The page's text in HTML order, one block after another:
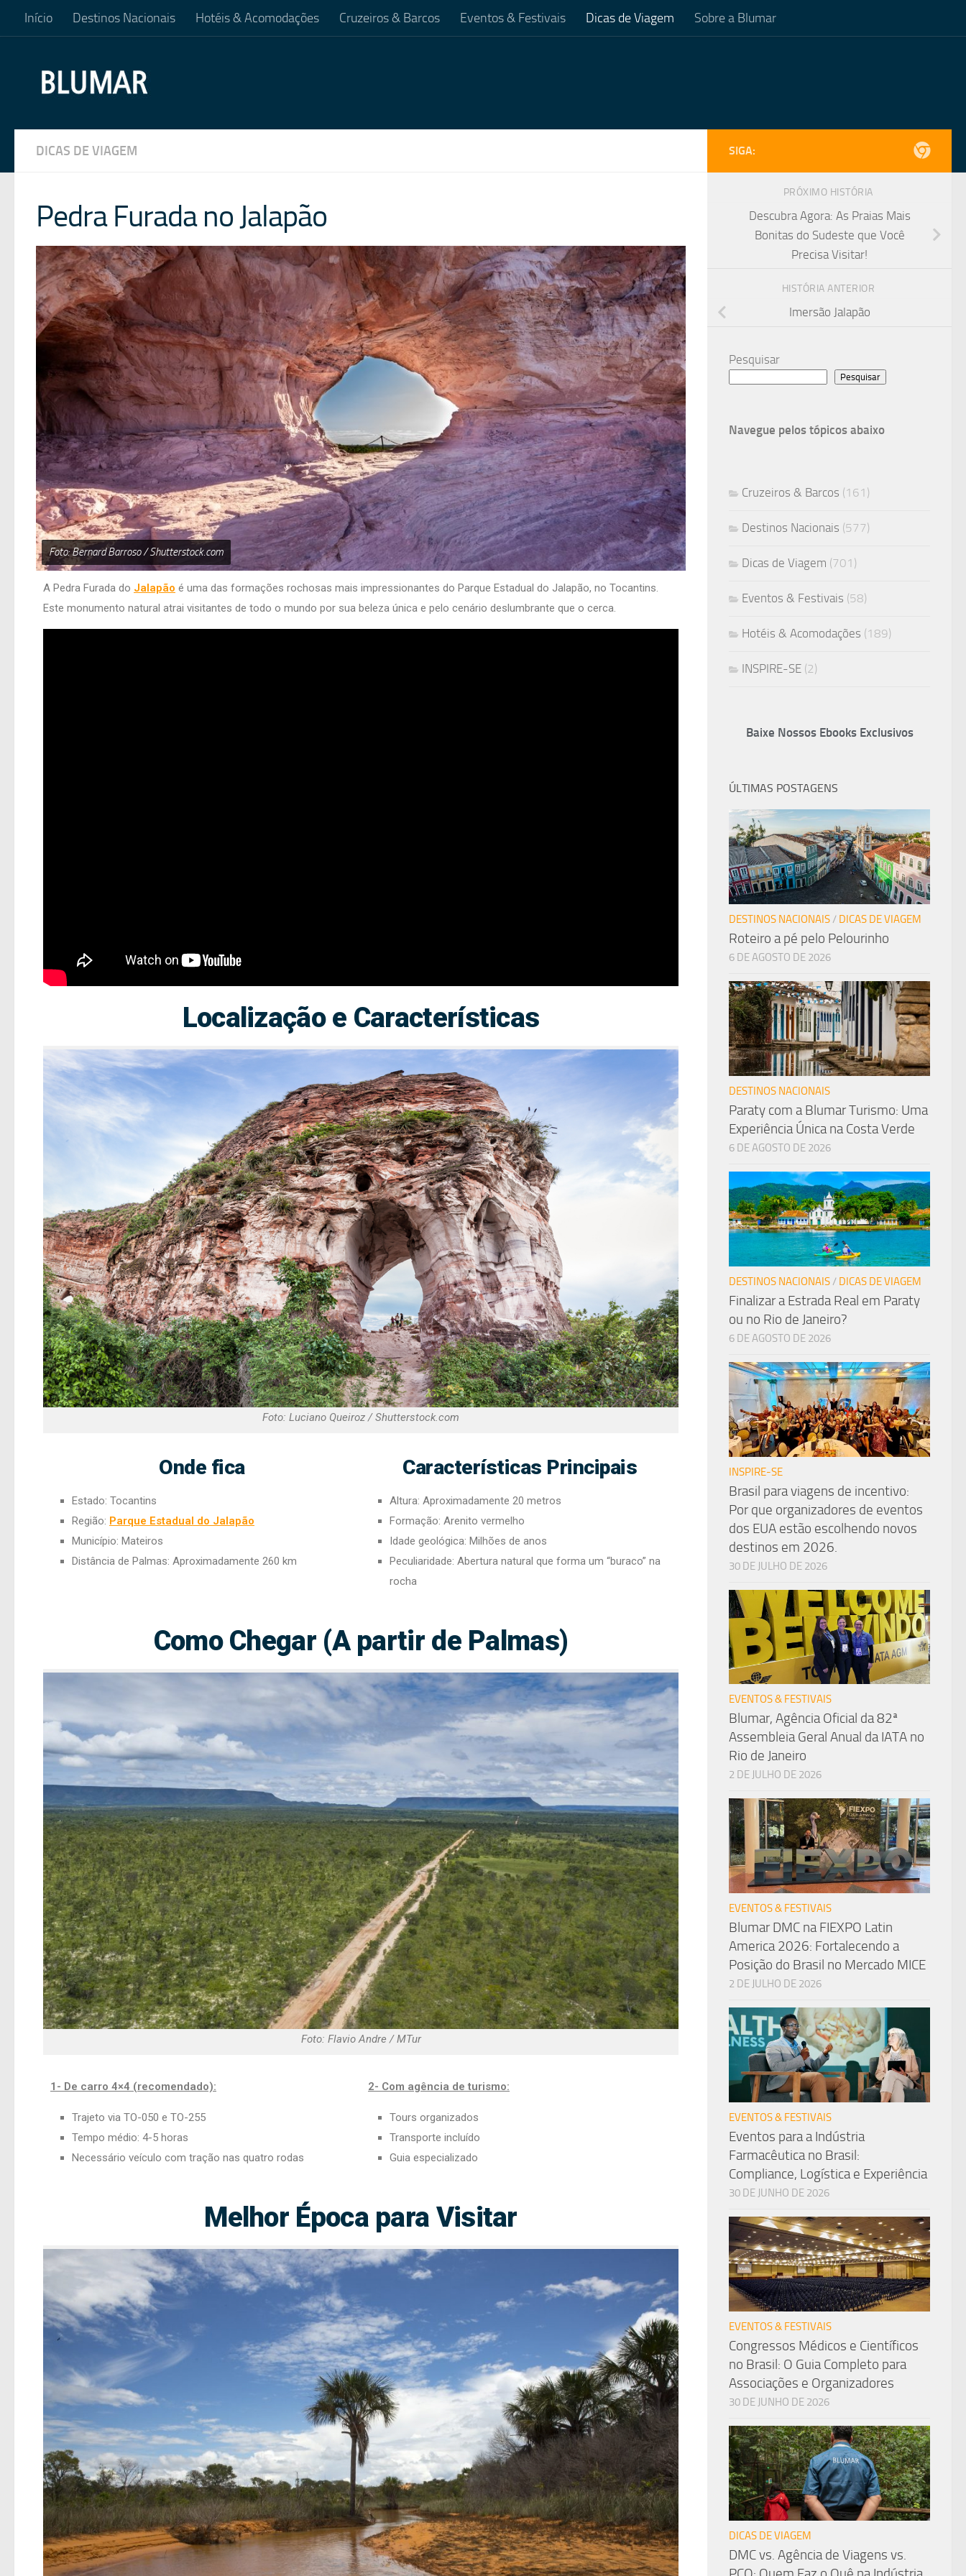
Skip to content
Início Destinos Nacionais Hotéis & Acomodações Cruzeiros & Barcos Eventos & Festivais Dicas de Viagem Sobre a Blumar
DICAS DE VIAGEM
Pedra Furada no Jalapão
Foto: Bernard Barroso / Shutterstock.com
A Pedra Furada do Jalapão é uma das formações rochosas mais impressionantes do Parque Estadual do Jalapão, no Tocantins.
Este monumento natural atrai visitantes de todo o mundo por sua beleza única e pelo cenário deslumbrante que o cerca.
Localização e Características
Foto: Luciano Queiroz / Shutterstock.com
Onde fica
Estado: Tocantins
Região: Parque Estadual do Jalapão
Município: Mateiros
Distância de Palmas: Aproximadamente 260 km
Características Principais
Altura: Aproximadamente 20 metros
Formação: Arenito vermelho
Idade geológica: Milhões de anos
Peculiaridade: Abertura natural que forma um “buraco” na
rocha
Como Chegar (A partir de Palmas)
Foto: Flavio Andre / MTur
1- De carro 4×4 (recomendado):
Trajeto via TO-050 e TO-255
Tempo médio: 4-5 horas
Necessário veículo com tração nas quatro rodas
2- Com agência de turismo:
Tours organizados
Transporte incluído
Guia especializado
Melhor Época para Visitar
SIGA:
PRÓXIMO HISTÓRIA
Descubra Agora: As Praias Mais
Bonitas do Sudeste que Você
Precisa Visitar!
HISTÓRIA ANTERIOR
Imersão Jalapão
Pesquisar
Pesquisar
Navegue pelos tópicos abaixo
Cruzeiros & Barcos (161)
Destinos Nacionais (577)
Dicas de Viagem (701)
Eventos & Festivais (58)
Hotéis & Acomodações (189)
INSPIRE-SE (2)
Baixe Nossos Ebooks Exclusivos
ÚLTIMAS POSTAGENS
DESTINOS NACIONAIS/ DICAS DE VIAGEM
Roteiro a pé pelo Pelourinho
6 DE AGOSTO DE 2026
DESTINOS NACIONAIS
Paraty com a Blumar Turismo: Uma
Experiência Única na Costa Verde
6 DE AGOSTO DE 2026
DESTINOS NACIONAIS / DICAS DE VIAGEM
Finalizar a Estrada Real em Paraty
ou no Rio de Janeiro?
6 DE AGOSTO DE 2026
INSPIRE-SE
Brasil para viagens de incentivo:
Por que organizadores de eventos
dos EUA estão escolhendo novos
destinos em 2026.
30 DE JULHO DE 2026
EVENTOS & FESTIVAIS
Blumar, Agência Oficial da 82ª
Assembleia Geral Anual da IATA no
Rio de Janeiro
2 DE JULHO DE 2026
EVENTOS & FESTIVAIS
Blumar DMC na FIEXPO Latin
America 2026: Fortalecendo a
Posição do Brasil no Mercado MICE
2 DE JULHO DE 2026
EVENTOS & FESTIVAIS
Eventos para a Indústria
Farmacêutica no Brasil:
Compliance, Logística e Experiência
30 DE JUNHO DE 2026
EVENTOS & FESTIVAIS
Congressos Médicos e Científicos
no Brasil: O Guia Completo para
Associações e Organizadores
30 DE JUNHO DE 2026
DICAS DE VIAGEM
DMC vs. Agência de Viagens vs.